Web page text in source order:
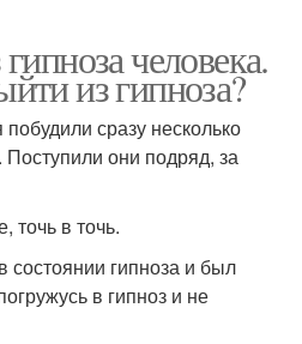
человека.
из гипноза?
сразу несколько
они подряд, за
точь в точь.
гипноза и был
в гипноз и не